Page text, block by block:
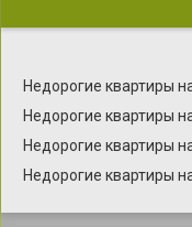
Недорогие квартиры
Недорогие квартиры
Недорогие квартиры
Недорогие квартиры